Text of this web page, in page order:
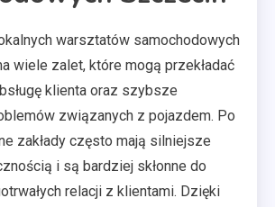
warsztatów samochodowych
wiele zalet, które mogą przekładać
klienta oraz szybsze
związanych z pojazdem. Po
zakłady często mają silniejsze
i są bardziej skłonne do
relacji z klientami. Dzięki